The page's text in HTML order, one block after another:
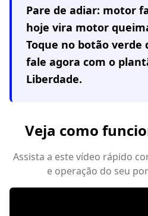
Pare de adiar: motor
hoje vira motor
Toque no botão verde
fale agora com o
Liberdade.
Veja como
Assista a este vídeo rápido
e operação do seu